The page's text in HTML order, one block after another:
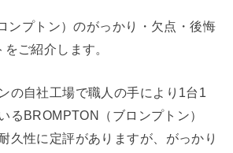
ンプトン）のがっかり・欠点・後悔
ご紹介します。
の自社工場で職人の手により1台1
るBROMPTON（ブロンプトン）
久性に定評がありますが、がっかり